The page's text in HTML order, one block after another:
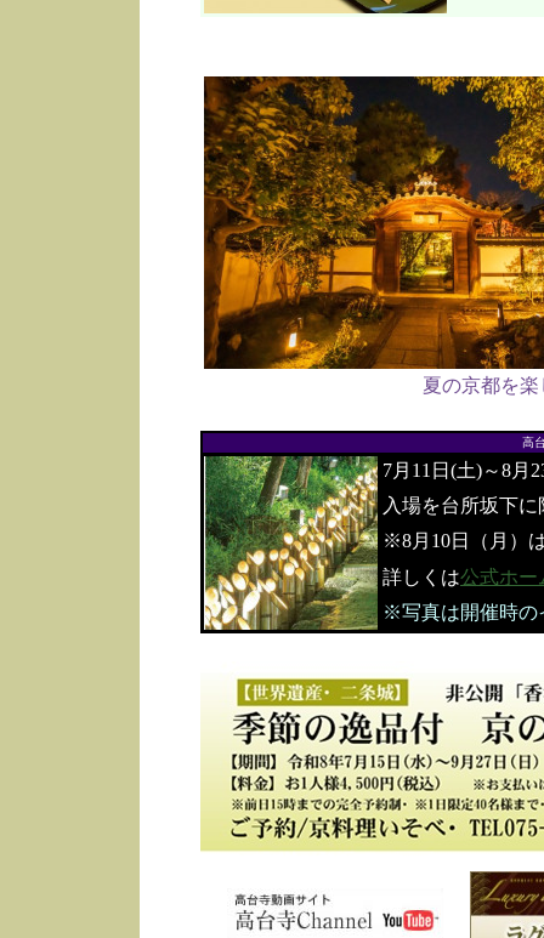
夏の京都を
高
7月11日(土)～8月
入場を台所坂下
※8月10日（月）
詳しくは公式ホー
※写真は開催時の